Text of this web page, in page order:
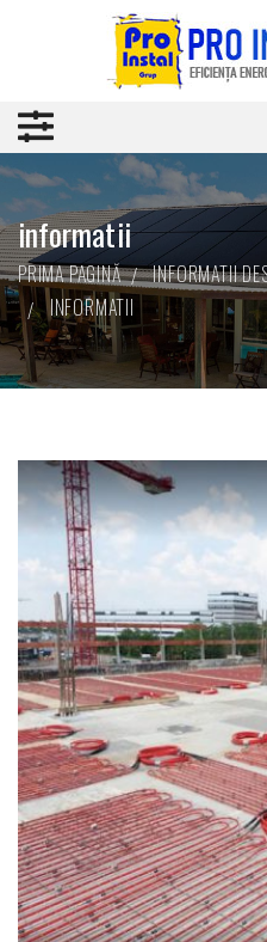
informatii
PRIMA PAGINĂ
INFORMATII
INFORMATII